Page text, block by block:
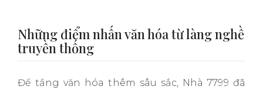
Những điểm nhấn văn hóa từ làng nghề
truyền thống
Để tầng văn hóa thêm sâu sắc, Nhà 7799 đã